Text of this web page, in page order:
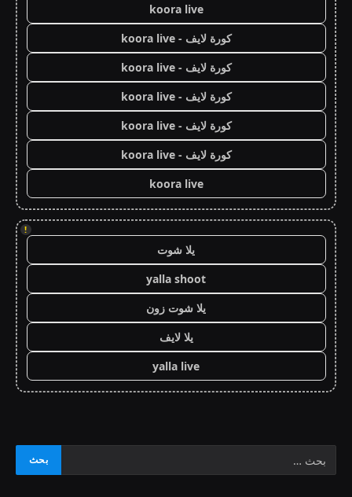
koora live
كورة لايف - koora live
كورة لايف - koora live
كورة لايف - koora live
كورة لايف - koora live
كورة لايف - koora live
koora live
!
يلا شوت
yalla shoot
يلا شوت زون
يلا لايف
yalla live